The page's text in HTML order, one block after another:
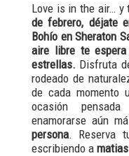
Love is in the air…
de febrero, déjate
Bohío en Sheraton
aire libre te
estrellas. Disfruta
rodeado de
de cada momento
ocasión
enamorarse aún
persona. Reserva
escribiendo a